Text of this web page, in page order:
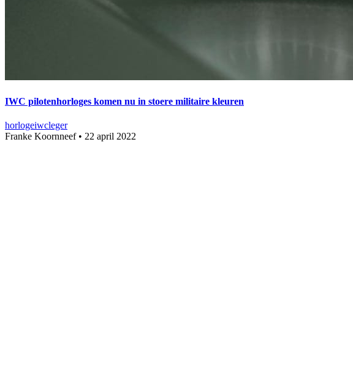
IWC pilotenhorloges komen nu in stoere militaire kleuren
horlogeiwcleger
Franke Koornneef• 22 april 2022